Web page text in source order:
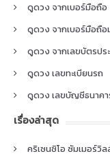
ดูดวง จากเบอร์มือถือ
ดูดวง จากเบอร์มือถื
ดูดวง จากเลขบัตรปร
ดูดวง เลขทะเบียนรถ
ดูดวง เลขบัญชีธนาคา
เรื่องล่าสุด
คริเซนซิโอ ซัมเมอร์วิ